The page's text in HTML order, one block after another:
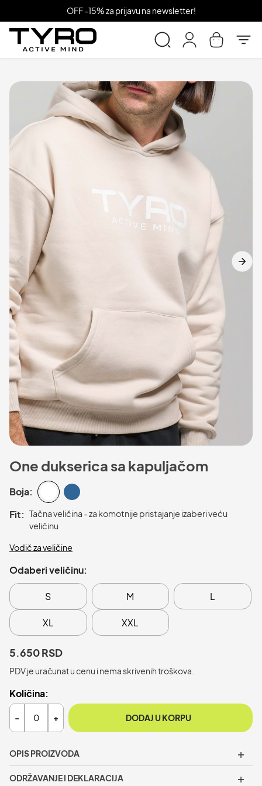
OFF -15% za prijavu na newsletter!
One dukserica sa kapuljačom
Boja:
Fit: Tačna veličina - za komotnije pristajanje izaberi veću
veličinu
Vodič za veličine
Odaberi veličinu:
S M L
XL XXL
5.650 RSD
PDV je uračunat u cenu i nema skrivenih troškova.
Količina:
- + DODAJ U KORPU
OPIS PROIZVODA
debljeg pamuka, namenjena hladnijim danima. Pruža
+
ODRŽAVANJE I DEKLARACIJA
+